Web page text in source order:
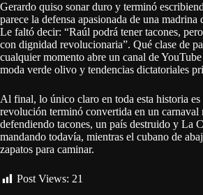
Gerardo quiso sonar duro y terminó
parece la defensa apasionada de una madrina
Le faltó decir: “Raúl podrá tener tacones,
con dignidad revolucionaria”. Qué clase de
cualquier momento abre un canal de
moda verde olivo y tendencias dictatoriales
Al final, lo único claro en toda esta historia es
revolución terminó convertida en un carnaval
defendiendo tacones, un país destruido y La
mandando todavía, mientras el cubano de
zapatos para caminar.
Post Views: 21